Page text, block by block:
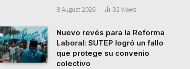
8 August 2026 32 Views
Nuevo revés para la Reforma
Laboral: SUTEP logró un fallo
que protege su convenio
colectivo